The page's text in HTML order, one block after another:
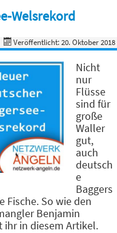
Welsrekord
Veröffentlicht: 20. Oktober 2018
Nicht
nur
Flüsse
sind für
große
Waller
gut,
auch
deutsch
e
Baggers
Fische. So wie den
Benjamin
ihr in diesem Artikel.